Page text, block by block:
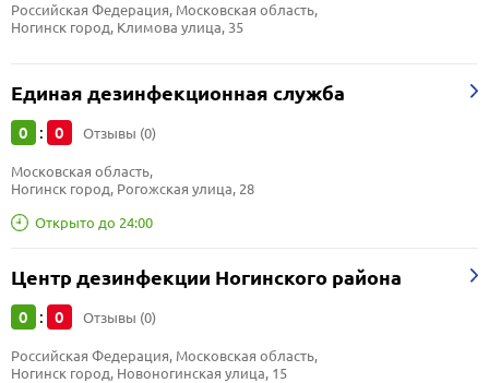
Российская Федерация, Московская область,
Ногинск город, Климова улица, 35
Единая дезинфекционная служба
0 : 0 Отзывы (0)
Открыто до 24:00
Московская область,
Ногинск город, Рогожская улица, 28
Центр дезинфекции Ногинского района
0 : 0 Отзывы (0)
Российская Федерация, Московская область,
Ногинск город, Новоногинская улица, 15